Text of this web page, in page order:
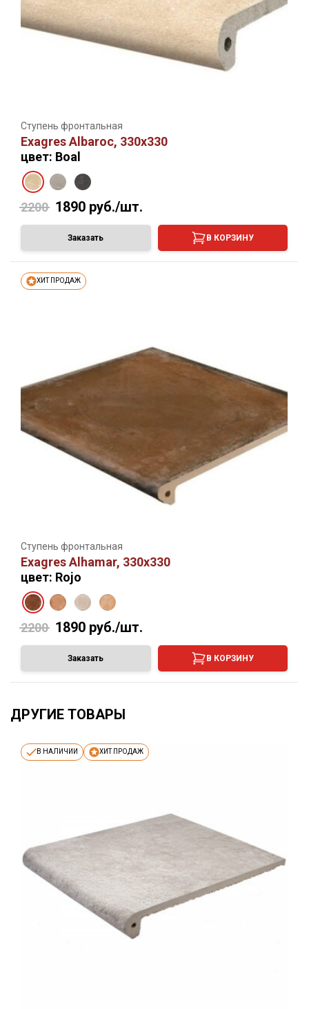
Ступень фронтальная
Exagres Albaroc, 330х330
цвет: Boal
2200 1890 руб./шт.
Заказать В КОРЗИНУ
ХИТ ПРОДАЖ
Ступень фронтальная
Exagres Alhamar, 330х330
цвет: Rojo
2200 1890 руб./шт.
Заказать В КОРЗИНУ
ДРУГИЕ ТОВАРЫ
В НАЛИЧИИ ХИТ ПРОДАЖ